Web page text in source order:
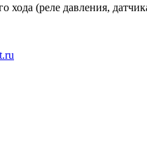
хода (реле давления,